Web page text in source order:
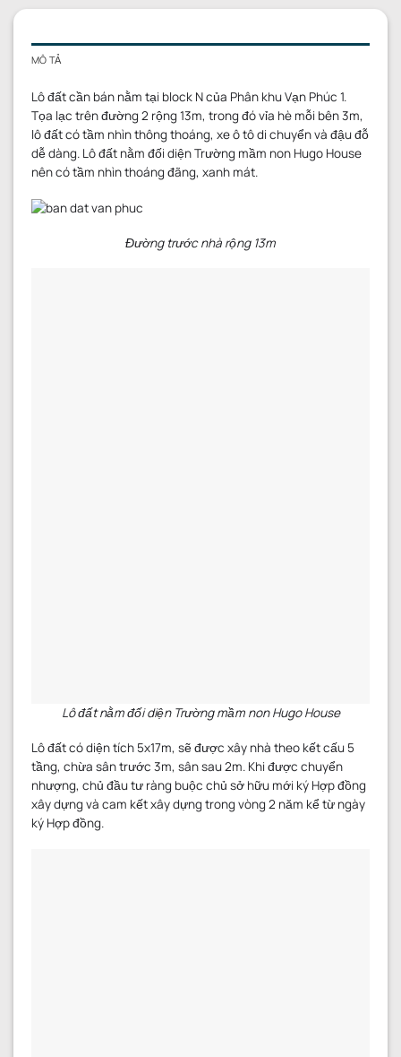
MÔ TẢ
Lô đất cần bán nằm tại block N của Phân khu Vạn Phúc 1.
Tọa lạc trên đường 2 rộng 13m, trong đó vỉa hè mỗi bên 3m,
lô đất có tầm nhìn thông thoáng, xe ô tô di chuyển và đậu đỗ
dễ dàng. Lô đất nằm đối diện Trường mầm non Hugo House
nên có tầm nhìn thoáng đãng, xanh mát.
Đường trước nhà rộng 13m
Lô đất nằm đối diện Trường mầm non Hugo House
Lô đất có diện tích 5x17m, sẽ được xây nhà theo kết cấu 5
tầng, chừa sân trước 3m, sân sau 2m. Khi được chuyển
nhượng, chủ đầu tư ràng buộc chủ sở hữu mới ký Hợp đồng
xây dựng và cam kết xây dựng trong vòng 2 năm kể từ ngày
ký Hợp đồng.